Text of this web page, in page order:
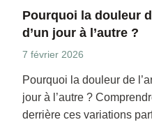
Pourquoi la douleur
d’un jour à l’autre ?
7 février 2026
Pourquoi la douleur de
jour à l’autre ?
derrière ces variations